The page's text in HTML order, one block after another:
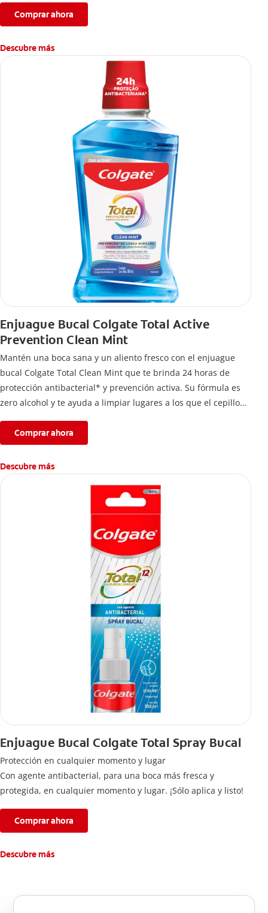
Comprar ahora
Descubre más
Enjuague Bucal Colgate Total Active
Prevention Clean Mint
Mantén una boca sana y un aliento fresco con el enjuague
bucal Colgate Total Clean Mint que te brinda 24 horas de
protección antibacterial* y prevención activa. Su fórmula es
zero alcohol y te ayuda a limpiar lugares a los que el cepillo
Comprar ahora
Descubre más
Enjuague Bucal Colgate Total Spray Bucal
Protección en cualquier momento y lugar
Con agente antibacterial, para una boca más fresca y
protegida, en cualquier momento y lugar. ¡Sólo aplica y listo!
Comprar ahora
Descubre más